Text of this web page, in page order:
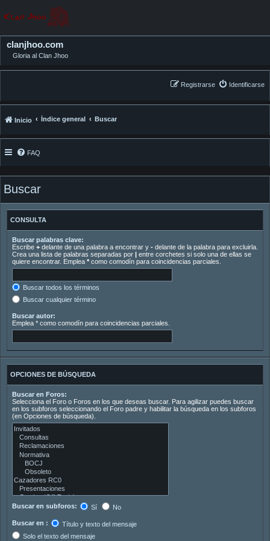
clanjhoo.com
Gloria al Clan Jhoo
Identificarse
Registrarse
Inicio Índice general Buscar
FAQ
Buscar
CONSULTA
Buscar palabras clave:
Escribe + delante de una palabra a encontrar y - delante de la palabra para excluirla.
Crea una lista de palabras separadas por | entre corchetes si solo una de ellas se
quiere encontrar. Emplea * como comodín para coincidencias parciales.
Buscar todos los términos
Buscar cualquier término
Buscar autor:
Emplea * como comodín para coincidencias parciales.
OPCIONES DE BÚSQUEDA
Buscar en Foros:
Selecciona el Foro o Foros en los que deseas buscar. Para agilizar puedes buscar
en los subforos seleccionando el Foro padre y habilitar la búsqueda en los subforos
(en Opciones de búsqueda).
Buscar en subforos: Sí No
Buscar en :
Título y texto del mensaje
Solo el texto del mensaje